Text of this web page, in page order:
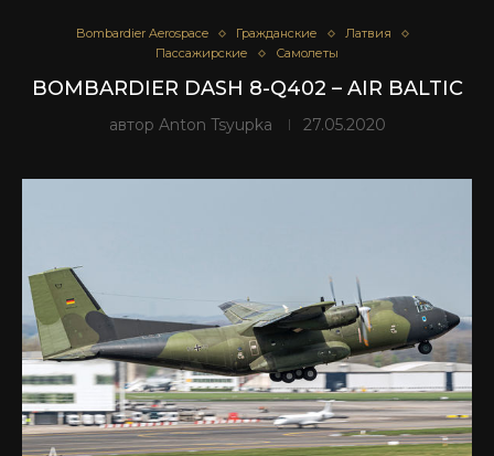
Bombardier Aerospace Гражданские
Латвия
Пассажирские
Самолеты
BOMBARDIER DASH 8-Q402 – AIR BALTIC
автор Anton Tsyupka 27.05.2020